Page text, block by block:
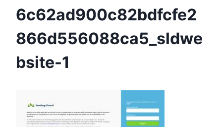
6c62ad900c82bdfcfe2
866d556088ca5_sldwe
Bsite-1